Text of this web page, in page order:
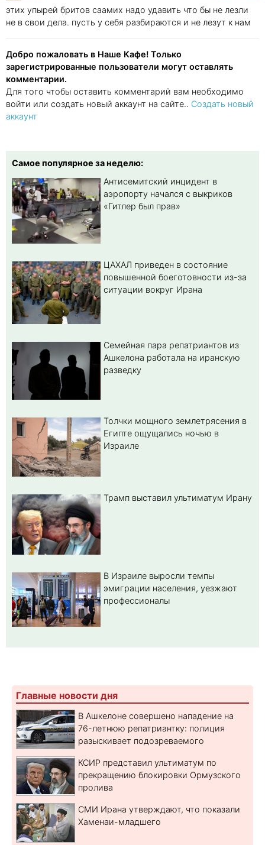
этих упырей бритов саамих надо удавить что бы не лезли
не в свои дела. пусть у себя разбираются и не лезут к нам
Добро пожаловать в Наше Кафе! Только
зарегистрированные пользователи могут оставлять
комментарии.
Для того чтобы оставить комментарий вам необходимо
войти или создать новый аккаунт на сайте.. Создать новый
аккаунт
Самое популярное за неделю:
Антисемитский инцидент в
аэропорту начался с выкриков
«Гитлер был прав»
ЦАХАЛ приведен в состояние
повышенной боеготовности из-за
ситуации вокруг Ирана
Семейная пара репатриантов из
Ашкелона работала на иранскую
разведку
Толчки мощного землетрясения в
Египте ощущались ночью в
Израиле
Трамп выставил ультиматум Ирану
В Израиле выросли темпы
эмиграции населения, уезжают
профессионалы
Главные новости дня
В Ашкелоне совершено нападение на
76-летнюю репатриантку: полиция
разыскивает подозреваемого
КСИР представил ультиматум по
прекращению блокировки Ормузского
пролива
СМИ Ирана утверждают, что показали
Хаменаи-младшего